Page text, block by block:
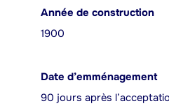
Année de construction
1900
Date d’emménagement
90 jours après